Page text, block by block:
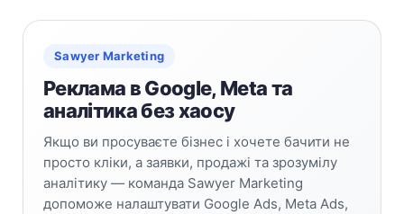
Sawyer Marketing
Реклама в Google, Meta та
аналітика без хаосу
Якщо ви просуваєте бізнес і хочете бачити не
просто кліки, а заявки, продажі та зрозумілу
аналітику — команда Sawyer Marketing
допоможе налаштувати Google Ads, Meta Ads,